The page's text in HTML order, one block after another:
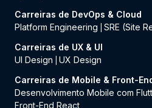
Carreiras de DevOps & Cloud
Platform Engineering
SRE (Site
Carreiras de UX & UI
UI Design
UX Design
Carreiras de Mobile & Front-
Desenvolvimento Mobile com
Front-End React